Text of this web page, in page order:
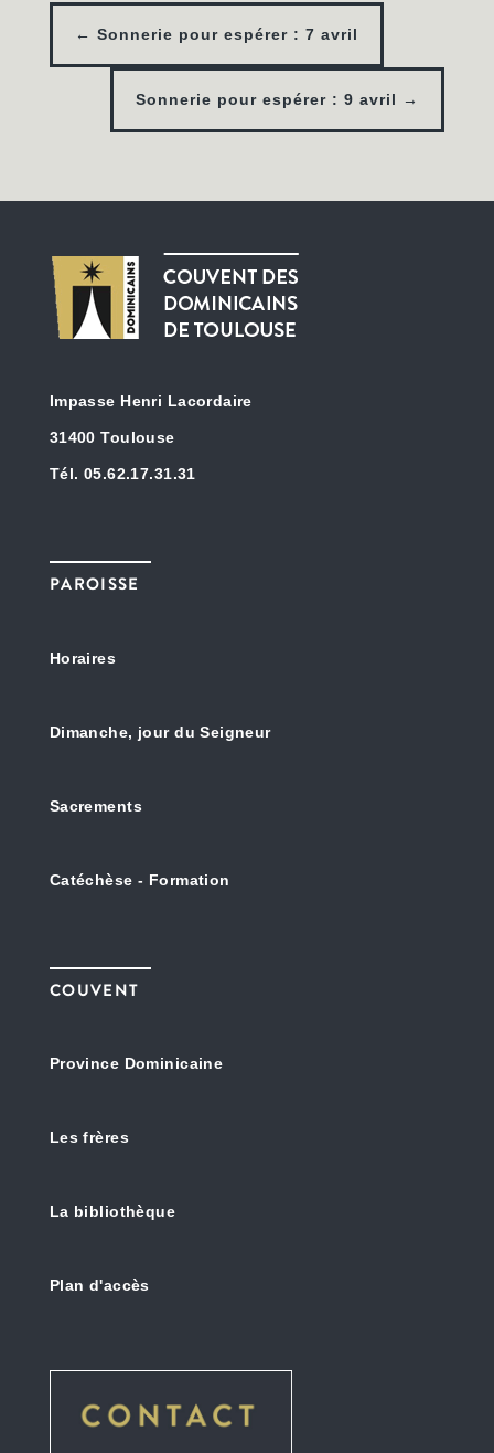
← Sonnerie pour espérer : 7 avril
Sonnerie pour espérer : 9 avril →
Impasse Henri Lacordaire
31400 Toulouse
Tél. 05.62.17.31.31
PAROISSE
Horaires
Dimanche, jour du Seigneur
Sacrements
Catéchèse - Formation
COUVENT
Province Dominicaine
Les frères
La bibliothèque
Plan d'accès